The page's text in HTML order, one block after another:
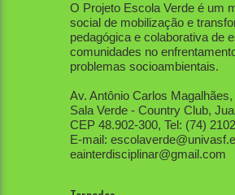
O Projeto Escola Verde é um
social de mobilização e
pedagógica e colaborativa de
comunidades no
problemas socioambientais.
Av. Antônio Carlos Magalhães,
Sala Verde - Country Club,
CEP 48.902-300, Tel: (74)
E-mail:
eainterdisciplinar@gmail.com